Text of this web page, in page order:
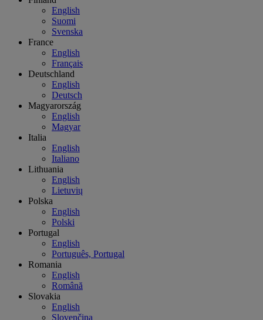
English
Suomi
Svenska
France
English
Français
Deutschland
English
Deutsch
Magyarország
English
Magyar
Italia
English
Italiano
Lithuania
English
Lietuvių
Polska
English
Polski
Portugal
English
Português, Portugal
Romania
English
Română
Slovakia
English
Slovenčina